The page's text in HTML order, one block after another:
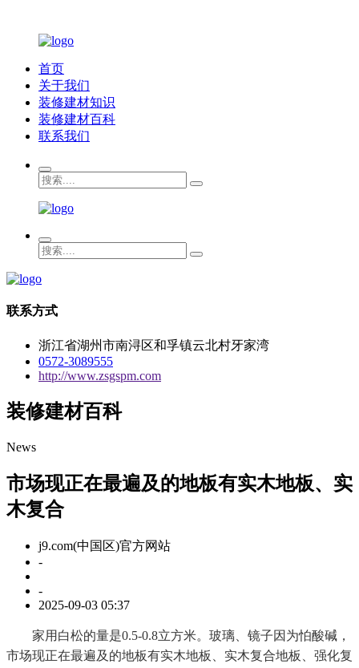
首页
关于我们
装修建材知识
装修建材百科
联系我们
联系方式
浙江省湖州市南浔区和孚镇云北村牙家湾
0572-3089555
http://www.zsgspm.com
装修建材百科
News
市场现正在最遍及的地板有实木地板、实
木复合
j9.com(中国区)官方网站
-
-
2025-09-03 05:37
家用白松的量是0.5-0.8立方米。玻璃、镜子因为怕酸碱，
市场现正在最遍及的地板有实木地板、实木复合地板、强化复